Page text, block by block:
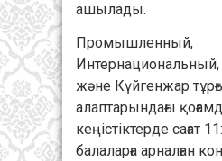
ашылады.
Промышленный,
және Күйгенжар
алаптарындағы
кеңістіктерде сағат
балаларға арналған